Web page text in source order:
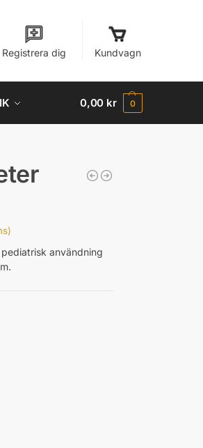
Registrera dig Kundvagn
0,00 kr 0
användning